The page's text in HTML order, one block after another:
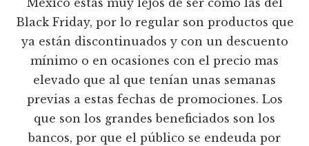
México estas muy lejos de ser como las del
Black Friday, por lo regular son productos que
ya están discontinuados y con un descuento
mínimo o en ocasiones con el precio mas
elevado que al que tenían unas semanas
previas a estas fechas de promociones. Los
que son los grandes beneficiados son los
bancos, por que el público se endeuda por